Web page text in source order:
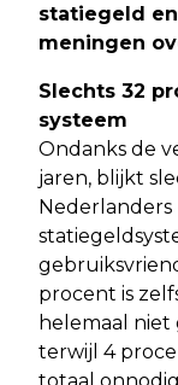
statiegeld
meningen
Slechts 32
systeem
Ondanks de
jaren, blijkt
Nederlanders
procent is
helemaal
terwijl 4
totaal